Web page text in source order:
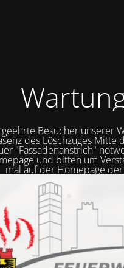
geehrte Besucher unserer
des Löschzuges
"Fassadenanstrich"
und bitten um
mal auf der Homepage